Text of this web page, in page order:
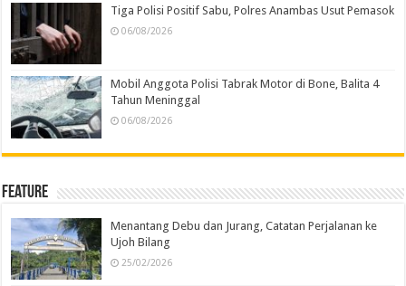
Tiga Polisi Positif Sabu, Polres Anambas Usut Pemasok
06/08/2026
Mobil Anggota Polisi Tabrak Motor di Bone, Balita 4
Tahun Meninggal
06/08/2026
Feature
Menantang Debu dan Jurang, Catatan Perjalanan ke
Ujoh Bilang
25/02/2026